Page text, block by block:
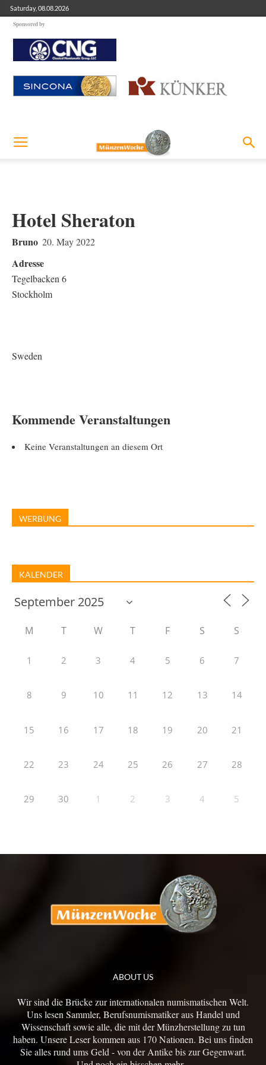
Saturday, 08.08.2026
Sponsored by
Hotel Sheraton
Bruno 20. May 2022
Adresse
Tegelbacken 6
Stockholm
Sweden
Kommende Veranstaltungen
Keine Veranstaltungen an diesem Ort
WERBUNG
KALENDER
M T W T F S S
1 2 3 4 5 6 7
8 9 10 11 12 13 14
15 16 17 18 19 20 21
22 23 24 25 26 27 28
29 30 1 2 3 4 5
ABOUT US
Wir sind die Brücke zur internationalen numismatischen Welt.
Uns lesen Sammler, Berufsnumismatiker aus Handel und
Wissenschaft sowie alle, die mit der Münzherstellung zu tun
haben. Unsere Leser kommen aus 170 Nationen. Bei uns finden
Sie alles rund ums Geld - von der Antike bis zur Gegenwart.